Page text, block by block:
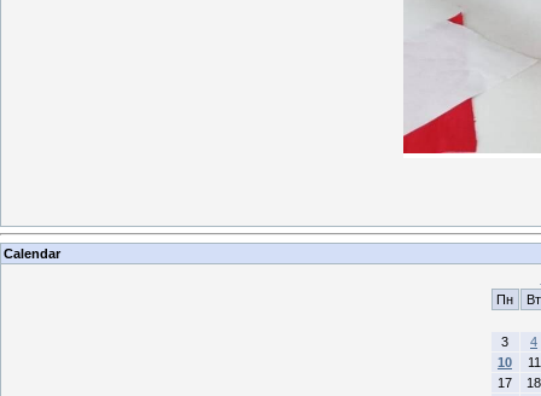
Calendar
Пн
Вт
3
4
10
11
17
18